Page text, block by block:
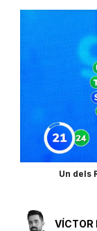
Un dels
VÍCTOR